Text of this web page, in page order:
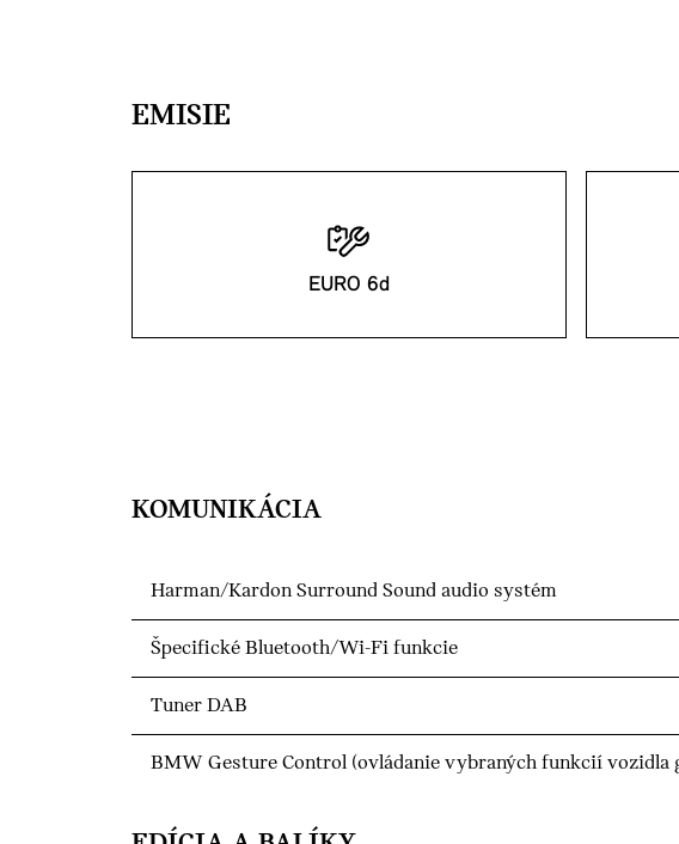
EMISIE
EURO 6d
KOMUNIKÁCIA
Harman/Kardon Surround Sound audio systém
Špecifické Bluetooth/Wi-Fi funkcie
Tuner DAB
BMW Gesture Control (ovládanie vybraných funkcií vozidla